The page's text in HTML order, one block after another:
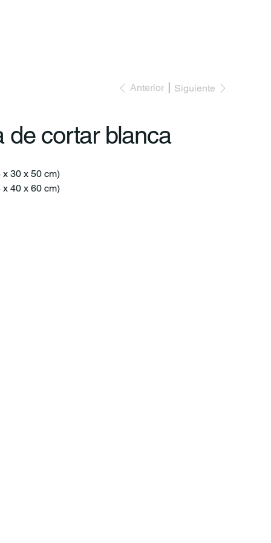
Anterior Siguiente
de cortar blanca
x 30 x 50 cm)
x 40 x 60 cm)